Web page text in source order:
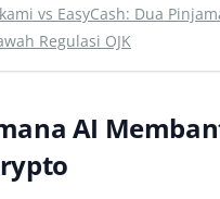
vs EasyCash: Dua
Regulasi OJK
AI